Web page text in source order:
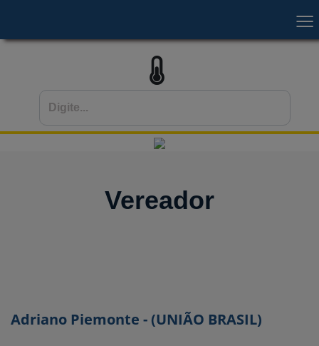
INSTITUCIONAL
ATIVIDADES LEGISLATIVAS
ESCOLA DO LEGISLATIVO
Vereador
Adriano Piemonte - (UNIÃO BRASIL)